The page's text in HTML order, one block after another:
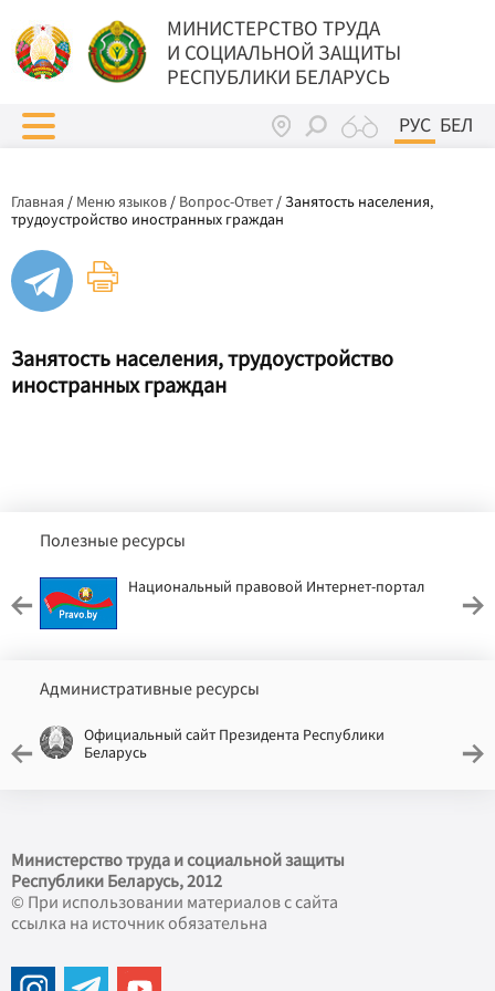
МИНИСТЕРСТВО ТРУДА
И СОЦИАЛЬНОЙ ЗАЩИТЫ
РЕСПУБЛИКИ БЕЛАРУСЬ
РУС БЕЛ
Главная / Меню языков / Вопрос-Ответ /Занятость населения,
трудоустройство иностранных граждан
Занятость населения, трудоустройство
иностранных граждан
Полезные ресурсы
Национальный правовой Интернет-портал
Административные ресурсы
Официальный сайт Президента Республики
Беларусь
Министерство труда и социальной защиты
Республики Беларусь, 2012
© При использовании материалов с сайта
ссылка на источник обязательна